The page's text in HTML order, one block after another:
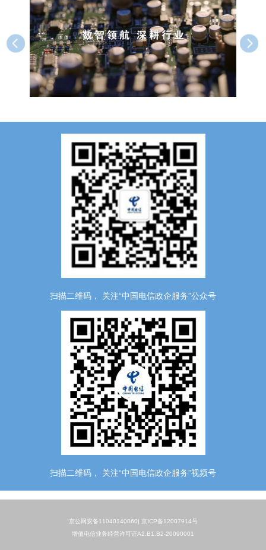
扫描二维码， 关注“中国电信政企服务”公众号
扫描二维码， 关注“中国电信政企服务”视频号
京公网安备11040140060|
京ICP备12007914号
增值电信业务经营许可证A2.B1.B2-20090001